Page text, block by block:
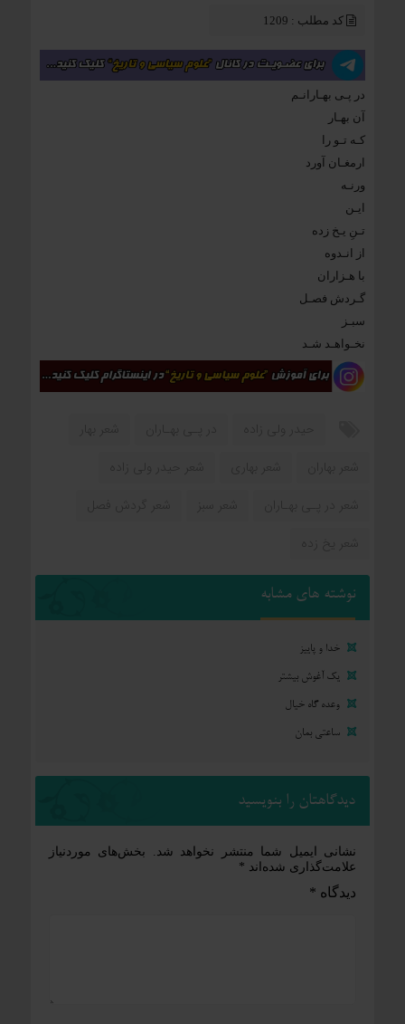
کد مطلب : 1209
در پـی بهـارانـم
آن بهـار
کـه تـو را
ارمغـان آورد
ورنـه
ایـن
تـنِ یـخ زده
از انـدوه
با هـزاران
گـردش فصـل
سبـز
نخـواهـد شـد
نوشته های مشابه
خدا و پاییز
یک آغوش بیشتر
وعده گاه خیال
ساعتی بمان
دیدگاهتان را بنویسید
نشانی ایمیل شما منتشر نخواهد شد.
بخش‌های موردنیاز
علامت‌گذاری شده‌اند *
دیدگاه *